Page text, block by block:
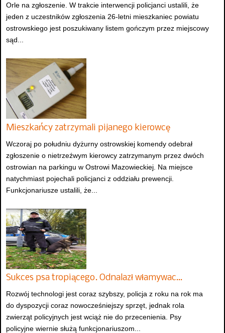
Orle na zgłoszenie. W trakcie interwencji policjanci ustalili, że
jeden z uczestników zgłoszenia 26-letni mieszkaniec powiatu
ostrowskiego jest poszukiwany listem gończym przez miejscowy
sąd...
Mieszkańcy zatrzymali pijanego kierowcę
Wczoraj po południu dyżurny ostrowskiej komendy odebrał
zgłoszenie o nietrzeźwym kierowcy zatrzymanym przez dwóch
ostrowian na parkingu w Ostrowi Mazowieckiej. Na miejsce
natychmiast pojechali policjanci z oddziału prewencji.
Funkcjonariusze ustalili, że...
Sukces psa tropiącego. Odnalazł włamywac…
Rozwój technologi jest coraz szybszy, policja z roku na rok ma
do dyspozycji coraz nowocześniejszy sprzęt, jednak rola
zwierząt policyjnych jest wciąż nie do przecenienia. Psy
policyjne wiernie służą funkcjonariuszom...